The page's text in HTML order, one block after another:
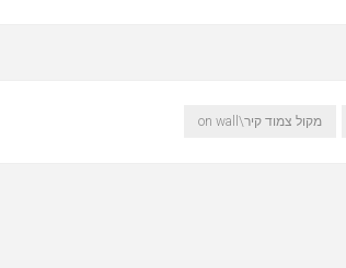
מקול צמוד קיר\on wall